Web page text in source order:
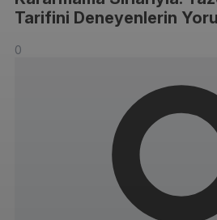
Tarifini Deneyenlerin
0